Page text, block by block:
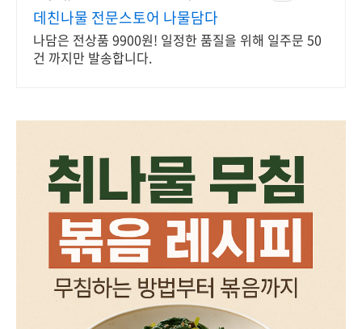
데친나물 전문스토어 나물담다
나담은 전상품 9900원! 일정한 품질을 위해 일주문 50
건 까지만 발송합니다.